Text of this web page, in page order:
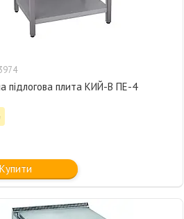
підлогова плита КИЙ-В ПЕ-4
Купити